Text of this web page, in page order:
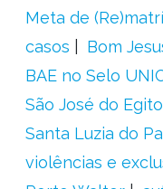
Meta de
casos
Bom
BAE no Selo
São José do Egito
Santa Luzia do
violências e